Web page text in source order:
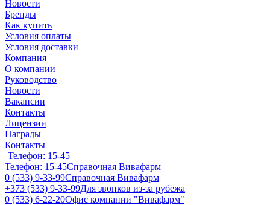
Новости
Бренды
Как купить
Условия оплаты
Условия доставки
Компания
О компании
Руководство
Новости
Вакансии
Контакты
Лицензии
Награды
Контакты
Телефон: 15-45
Телефон: 15-45Справочная Вивафарм
0 (533) 9-33-99Справочная Вивафарм
+373 (533) 9-33-99Для звонков из-за рубежа
0 (533) 6-22-20Офис компании "Вивафарм"